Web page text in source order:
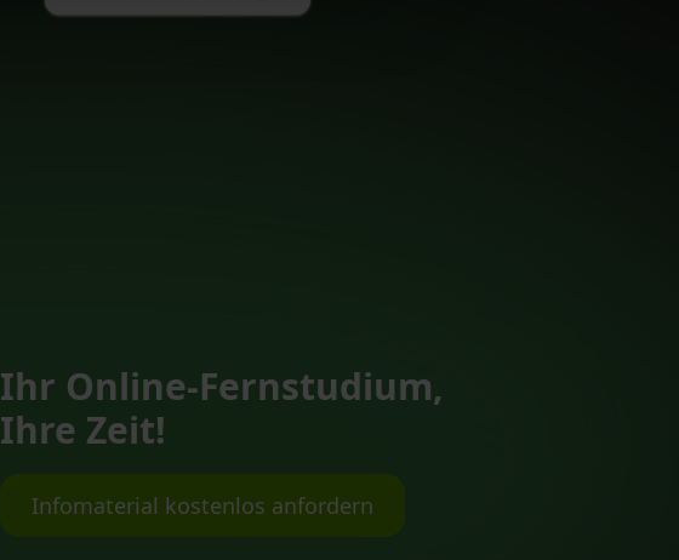
Ihr Online-Fernstudium,
Ihre Zeit!
Infomaterial kostenlos anfordern